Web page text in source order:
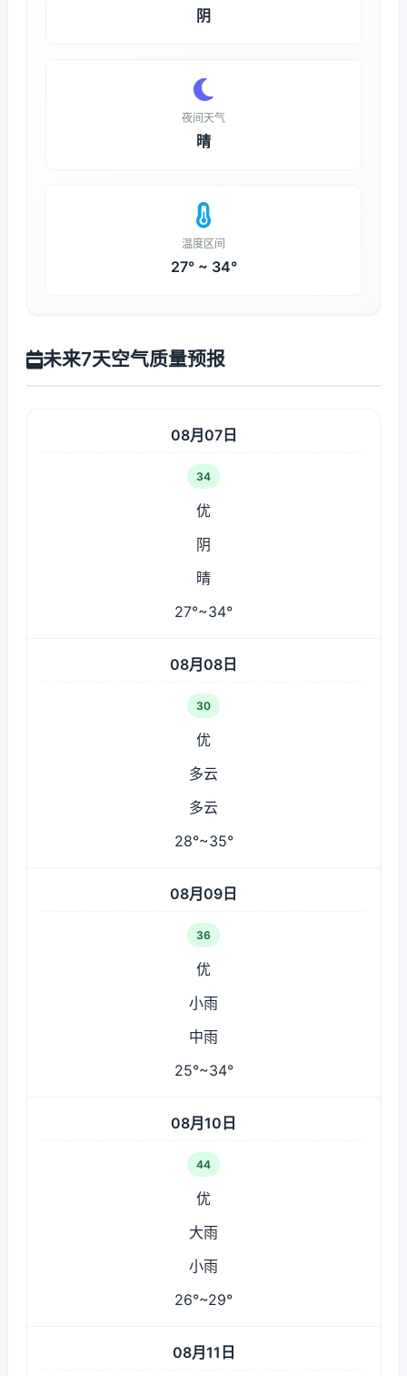
阴
夜间天气
晴
温度区间
27° ~ 34°
未来7天空气质量预报
08月07日
34
优
阴
晴
27°~34°
08月08日
30
优
多云
多云
28°~35°
08月09日
36
优
小雨
中雨
25°~34°
08月10日
44
优
大雨
小雨
26°~29°
08月11日